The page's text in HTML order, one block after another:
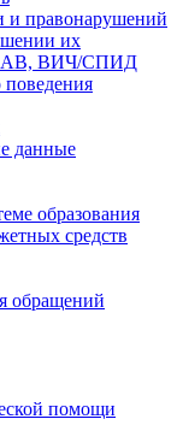
и правонарушений
их
ПАВ, ВИЧ/СПИД
данные
образования
средств
обращений
помощи